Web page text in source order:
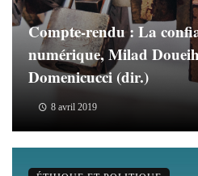
Compte-rendu : La
numérique, Milad
Domenicucci (dir.)
8 avril 2019